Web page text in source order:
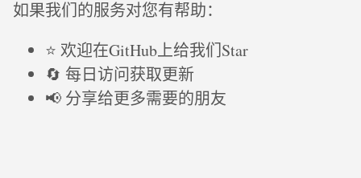
如果我们的服务对您有帮助：
⭐ 欢迎在GitHub上给我们Star
🔄 每日访问获取更新
📢 分享给更多需要的朋友